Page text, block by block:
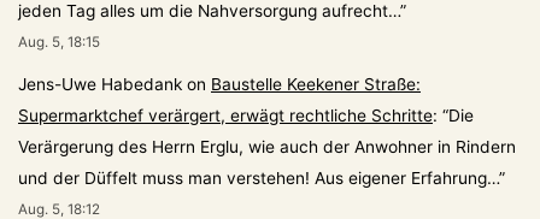
jeden Tag alles um die Nahversorgung aufrecht…”
Aug. 5, 18:15
Jens-Uwe Habedank on Baustelle Keekener Straße:
Supermarktchef verärgert, erwägt rechtliche Schritte: “Die
Verärgerung des Herrn Erglu, wie auch der Anwohner in Rindern
und der Düffelt muss man verstehen! Aus eigener Erfahrung…”
Aug. 5, 18:12